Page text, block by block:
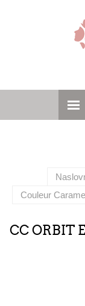
Couleur
CC ORBIT